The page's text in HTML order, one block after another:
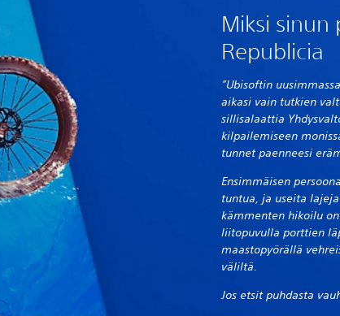
Miksi sinun
Republicia
”Ubisoftin
aikasi vain tutkien
sillisalaattia
kilpailemiseen
tunnet paenneesi
Ensimmäisen
tuntua, ja useita
kämmenten hikoilu
liitopuvulla porttien
maastopyörällä
väliltä.
Jos etsit puhdasta